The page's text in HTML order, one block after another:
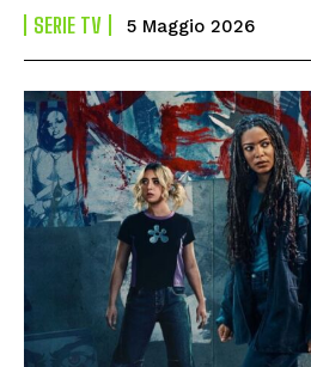
SERIE TV 5 Maggio 2026